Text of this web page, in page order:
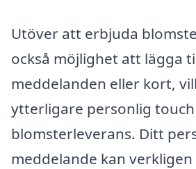
Utöver att erbjuda
också möjlighet att lägga
meddelanden eller kort,
ytterligare personlig
blomsterleverans. Ditt
meddelande kan